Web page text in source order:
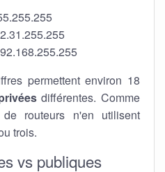
permettent environ 18
différentes. Comme
routeurs n'en utilisent
trois.
vs publiques